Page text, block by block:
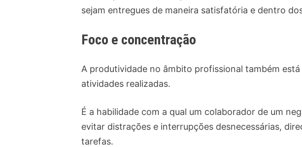
sejam entregues de maneira satisfatória e dentro
Foco e concentração
A produtividade no âmbito profissional também
atividades realizadas.
É a habilidade com a qual um colaborador de um
evitar distrações e interrupções desnecessárias,
tarefas.